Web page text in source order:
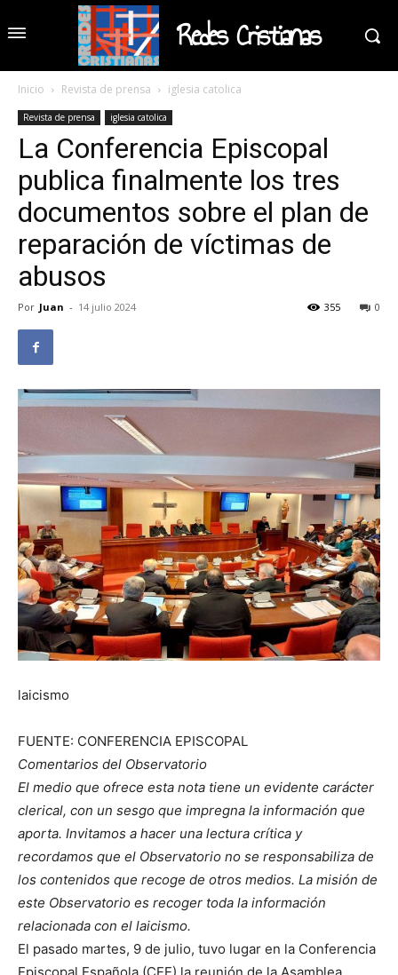
Redes Cristianas
Inicio Revista de prensa iglesia catolica
Revista de prensa iglesia catolica
La Conferencia Episcopal
publica finalmente los tres
documentos sobre el plan de
reparación de víctimas de
abusos
Por Juan - 14 julio 2024 0
355
laicismo
FUENTE: CONFERENCIA EPISCOPAL
Comentarios del Observatorio
El medio que ofrece esta nota tiene un evidente carácter
clerical, con un sesgo que impregna la información que
aporta. Invitamos a hacer una lectura crítica y
recordamos que el Observatorio no se responsabiliza de
los contenidos que recoge de otros medios. La misión de
este Observatorio es recoger toda la información
relacionada con el laicismo.
El pasado martes, 9 de julio, tuvo lugar en la Conferencia